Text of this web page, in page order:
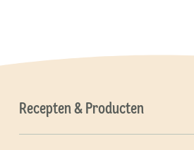
Recepten & Producten